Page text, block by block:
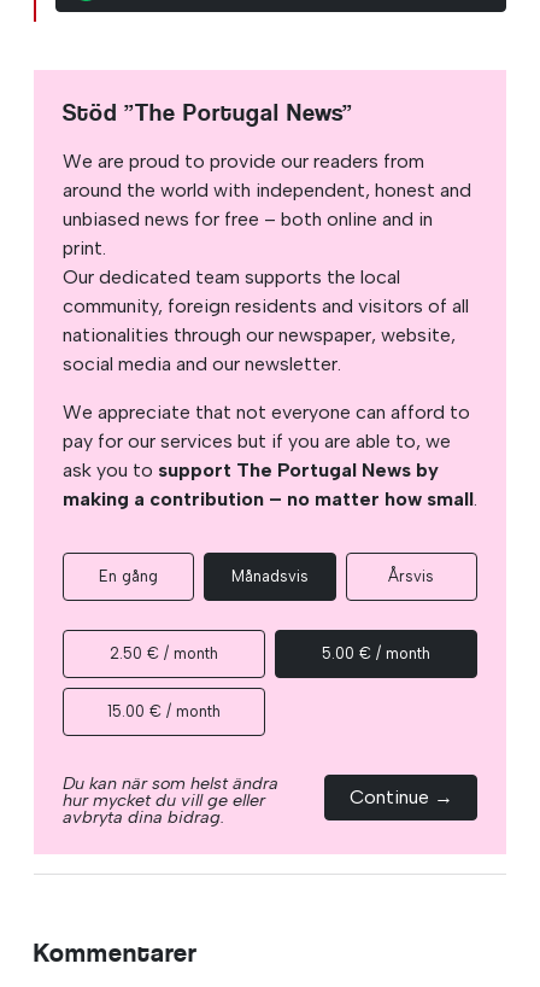
Stöd ”The Portugal News”
We are proud to provide our readers from
around the world with independent, honest and
unbiased news for free – both online and in
print.
Our dedicated team supports the local
community, foreign residents and visitors of all
nationalities through our newspaper, website,
social media and our newsletter.
We appreciate that not everyone can afford to
pay for our services but if you are able to, we
ask you to support The Portugal News by
making a contribution – no matter how small.
En gång Månadsvis Årsvis
2.50 € / month 5.00 € / month
15.00 € / month
Du kan när som helst ändra
hur mycket du vill ge eller
avbryta dina bidrag.
Continue →
Kommentarer